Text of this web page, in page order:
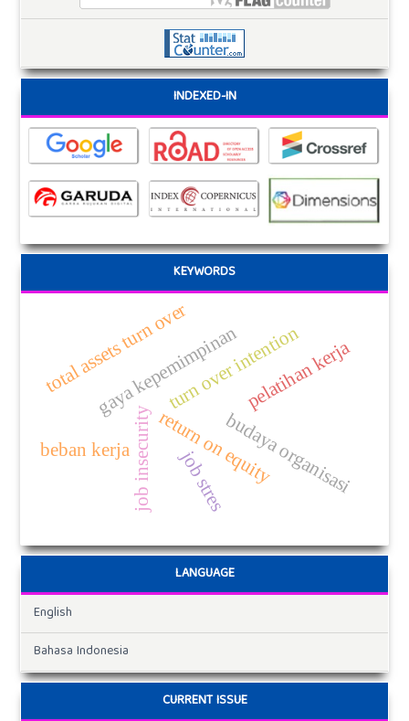
INDEXED-IN
KEYWORDS
job insecurity
gaya kepemimpinan
return on equity
total assets turn overturn over intention
job stresbudaya organisasi
pelatihan kerja
beban kerja
LANGUAGE
English
Bahasa Indonesia
CURRENT ISSUE